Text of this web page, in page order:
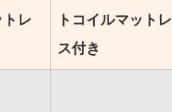
レ
トコイルマットレ
ス付き